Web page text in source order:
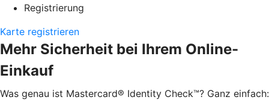
Registrierung
Karte registrieren
Mehr Sicherheit bei Ihrem Online-
Einkauf
Was genau ist Mastercard® Identity Check™? Ganz einfach: